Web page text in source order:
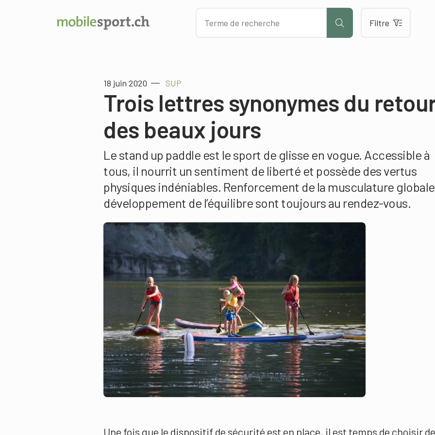
Filtre
18 juin 2020 SUP
Trois lettres synonymes du
des beaux jours
Le stand up paddle est le sport de glisse en vogue. Accessible à
tous, il nourrit un sentiment de liberté et possède des vertus
physiques indéniables. Renforcement de la musculature
développement de l’équilibre sont toujours au rendez-vous.
Une fois que le dispositif de sécurité est en place, il est temps de choisir